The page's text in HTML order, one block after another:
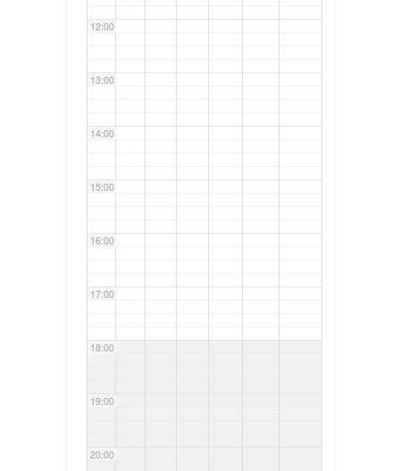
12:00
13:00
14:00
15:00
16:00
17:00
18:00
19:00
20:00